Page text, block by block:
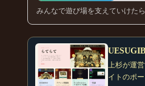
みんなで遊び場を支えていけたら
上杉が運
イトのポ